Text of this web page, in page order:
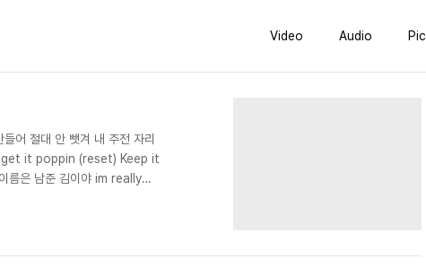
Video Audio Pic
어 절대 안 뺏겨 내 주전 자리
get it poppin (reset) Keep it
름은 남준 김이야 im really
늘 내맘대로 써내리고 뱉고